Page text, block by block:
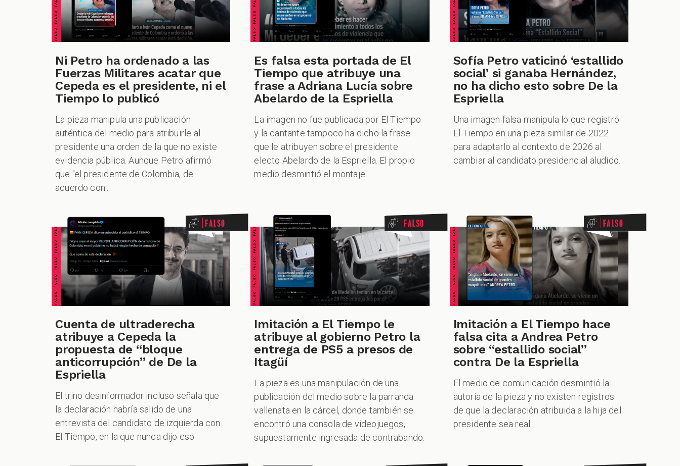
Ni Petro ha ordenado a las
Fuerzas Militares acatar que
Cepeda es el presidente, ni el
Tiempo lo publicó
La pieza manipula una publicación
auténtica del medio para atribuirle al
presidente una orden de la que no existe
evidencia pública. Aunque Petro afirmó
que "el presidente de Colombia, de
acuerdo con...
Es falsa esta portada de El
Tiempo que atribuye una
frase a Adriana Lucía sobre
Abelardo de la Espriella
La imagen no fue publicada por El Tiempo
y la cantante tampoco ha dicho la frase
que le atribuyen sobre el presidente
electo Abelardo de la Espriella. El propio
medio desmintió el montaje.
Sofía Petro vaticinó ‘estallido
social’ si ganaba Hernández,
no ha dicho esto sobre De la
Espriella
Una imagen falsa manipula lo que registró
El Tiempo en una pieza similar de 2022
para adaptarlo al contexto de 2026 al
cambiar al candidato presidencial aludido.
FALSO FALSO FALSO FALSO FALSO FALSO FALSO Falso
Cuenta de ultraderecha
atribuye a Cepeda la
propuesta de “bloque
anticorrupción” de De la
Espriella
El trino desinformador incluso señala que
la declaración habría salido de una
entrevista del candidato de izquierda con
El Tiempo, en la que nunca dijo eso.
FALSO FALSO FALSO FALSO FALSO FALSO FALSO Falso
Imitación a El Tiempo le
atribuye al gobierno Petro la
entrega de PS5 a presos de
Itagüí
La pieza es una manipulación de una
publicación del medio sobre la parranda
vallenata en la cárcel, donde también se
encontró una consola de videojuegos,
supuestamente ingresada de contrabando.
FALSO FALSO FALSO FALSO FALSO FALSO FALSO Falso
Imitación a El Tiempo hace
falsa cita a Andrea Petro
sobre “estallido social”
contra De la Espriella
El medio de comunicación desmintió la
autoría de la pieza y no existen registros
de que la declaración atribuida a la hija del
presidente sea real.